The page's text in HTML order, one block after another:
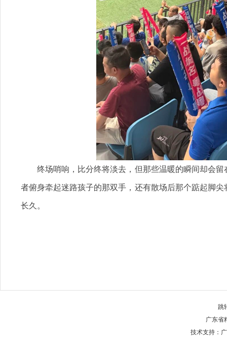
终场哨响，比分终将淡去，但那些温暖的瞬间却会留
者俯身牵起迷路孩子的那双手，还有散场后那个踮起脚
长久。
跳
广东省
技术支持：